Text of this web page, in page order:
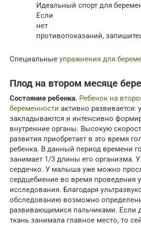
Идеальный спорт для
Если
нет
противопоказаний,
Специальные упражнения для
Плод на втором месяце
Состояние ребенка. Ребенок на
беременности активно развивается:
закладываются и интенсивно
внутренние органы. Высокую
развития приобретает в это время
ребенка. В данный период времени
занимает 1/3 длины его организма. У
сердечко. У малыша уже можно
сердцебиение во время проведения
исследования. Благодаря
обследованию возможно
развивающимися пальчиками. Если
ткань занимала главное место, то